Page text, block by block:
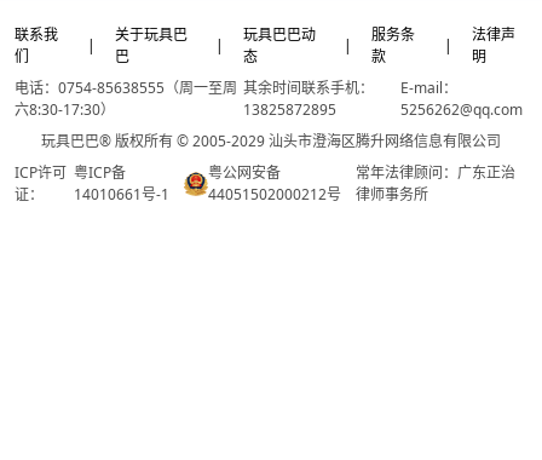
联系我
们
|
关于玩具巴
巴
|
玩具巴巴动
态
|
服务条
款
|
法律声
明
电话：0754-85638555（周一至周
六8:30-17:30）
其余时间联系手机：
13825872895
E-mail：
5256262@qq.com
玩具巴巴® 版权所有 © 2005-2029 汕头市澄海区腾升网络信息有限公司
ICP许可
证：
粤ICP备
14010661号-1
粤公网安备
44051502000212号
常年法律顾问：广东正治
律师事务所